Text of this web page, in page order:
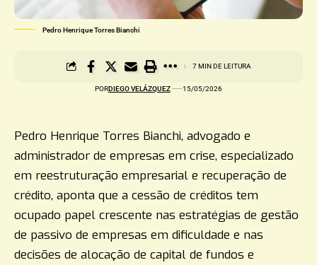
Pedro Henrique Torres Bianchi
PORDIEGO VELÁZQUEZ 15/05/2026
7 MIN DE LEITURA
Pedro Henrique Torres Bianchi, advogado e
administrador de empresas em crise, especializado
em reestruturação empresarial e recuperação de
crédito, aponta que a cessão de créditos tem
ocupado papel crescente nas estratégias de gestão
de passivo de empresas em dificuldade e nas
decisões de alocação de capital de fundos e